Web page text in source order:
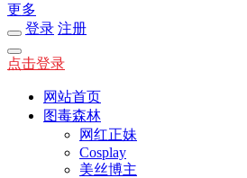
更多
登录 注册
点击登录
网站首页
图毒森林
网红正妹
Cosplay
美丝博主